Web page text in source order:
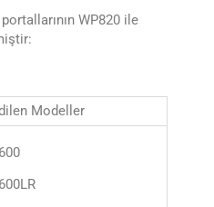
WP820 ile
Modeller